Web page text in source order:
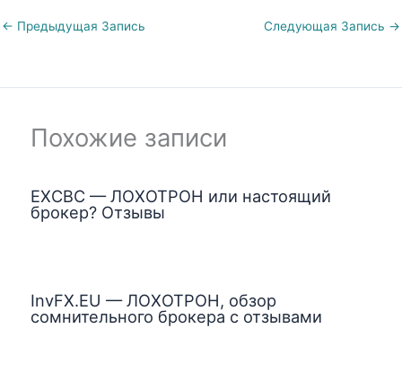
← Предыдущая Запись Следующая Запись →
Похожие записи
EXCBC — ЛОХОТРОН или настоящий
брокер? Отзывы
InvFX.EU — ЛОХОТРОН, обзор
сомнительного брокера с отзывами